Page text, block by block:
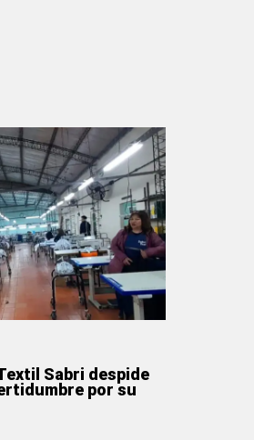
Sabri despide
por su